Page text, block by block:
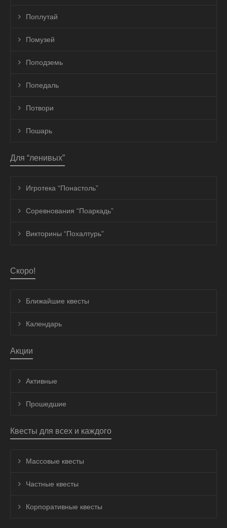
Поплутай
Помузей
Поподземь
Попедаль
Потвори
Пошарь
Для “ленивых”
Игротека “Понастоль”
Соревнования “Поаркадь”
Викторины “Похалтурь”
Скоро!
Ближайшие квесты
Календарь
Акции
Активные
Прошедшие
Квесты для всех и каждого
Массовые квесты
Частные квесты
Корпоративные квесты